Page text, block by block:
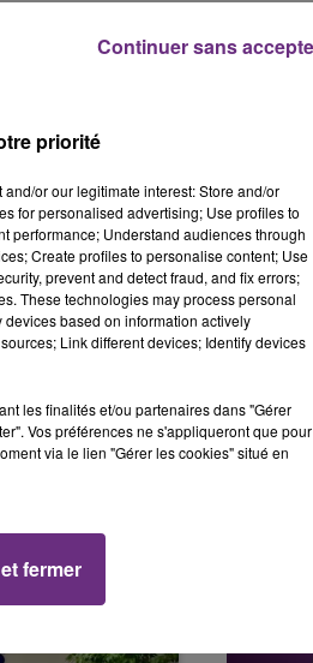
LE
cette nouvelle
de
Saint-
des
A
FM BEST
priorité
or our legitimate interest: Store and/or
for personalised advertising; Use profiles to
performance; Understand audiences through
Create profiles to personalise content; Use
prevent and detect fraud, and fix errors;
These technologies may process personal
based on information actively
Link different devices; Identify devices
les finalités et/ou partenaires dans "Gérer
Vos préférences ne s'appliqueront que pour
via le lien "Gérer les cookies" situé en
fermer
Continuer sans